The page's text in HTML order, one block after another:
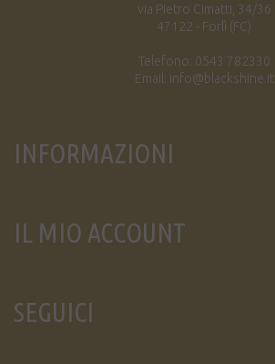
via Pietro Cimatti, 34/36
47122 - Forlì (FC)
Telefono: 0543 782330
Email: info@blackshine.it
INFORMAZIONI
IL MIO ACCOUNT
SEGUICI